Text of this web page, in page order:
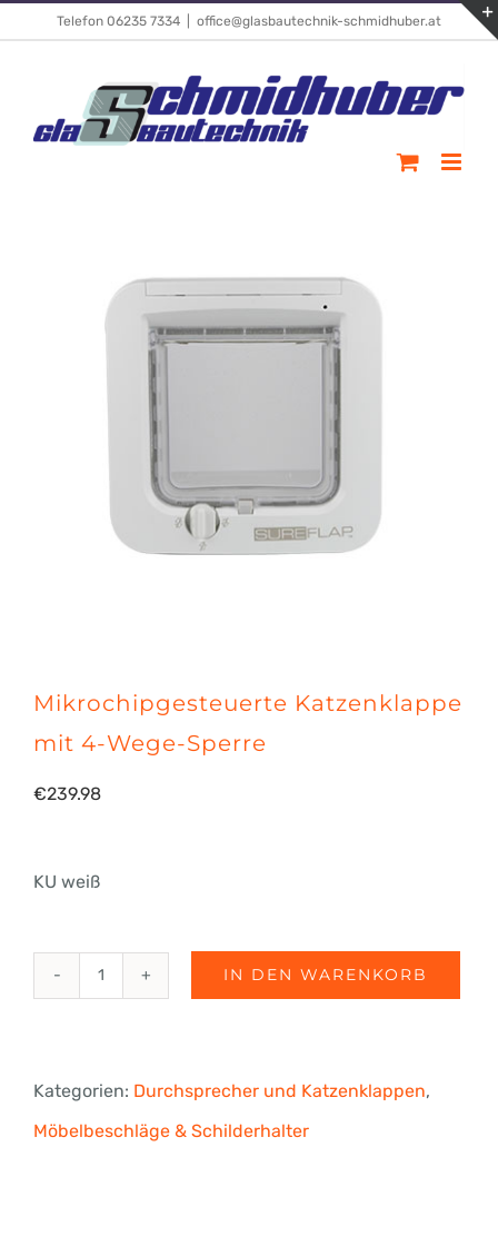
Telefon 06235 7334 office@glasbautechnik-schmidhuber.at
Mikrochipgesteuerte Katzenklappe
mit 4-Wege-Sperre
€239.98
KU weiß
Mikrochipgesteuerte
IN DEN WARENKORB
Kategorien: Durchsprecher und Katzenklappen,
Möbelbeschläge & Schilderhalter